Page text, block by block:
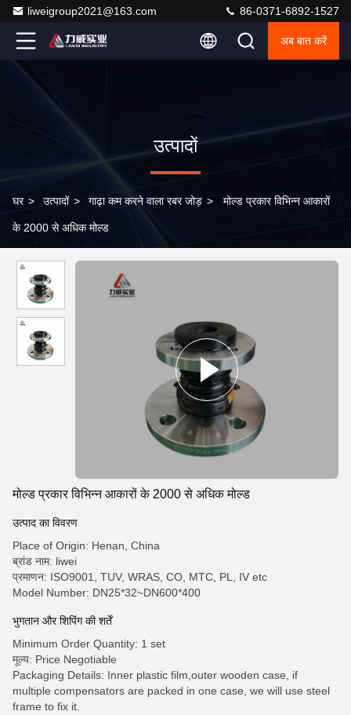
liweigroup2021@163.com 86-0371-6892-1527
अब बात करें
उत्पादों
घर > उत्पादों > गाढ़ा कम करने वाला रबर जोड़ > मोल्ड प्रकार विभिन्न आकारों
के 2000 से अधिक मोल्ड
मोल्ड प्रकार विभिन्न आकारों के 2000 से अधिक मोल्ड
उत्पाद का विवरण
Place of Origin: Henan, China
ब्रांड नाम: liwei
प्रमाणन: ISO9001, TUV, WRAS, CO, MTC, PL, IV etc
Model Number: DN25*32~DN600*400
भुगतान और शिपिंग की शर्तें
Minimum Order Quantity: 1 set
मूल्य: Price Negotiable
Packaging Details: Inner plastic film,outer wooden case, if
multiple compensators are packed in one case, we will use steel
frame to fix it.